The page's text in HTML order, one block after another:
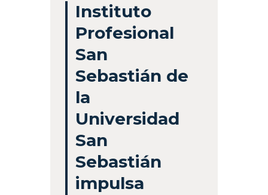
Instituto
Profesional
San
Sebastián de
la
Universidad
San
Sebastián
impulsa